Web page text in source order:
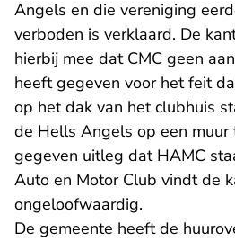
Angels en die vereniging
verboden is verklaard. De
hierbij mee dat CMC geen
heeft gegeven voor het feit
op het dak van het clubhuis
de Hells Angels op een muur
gegeven uitleg dat HAMC
Auto en Motor Club vindt de
ongeloofwaardig.
De gemeente heeft de